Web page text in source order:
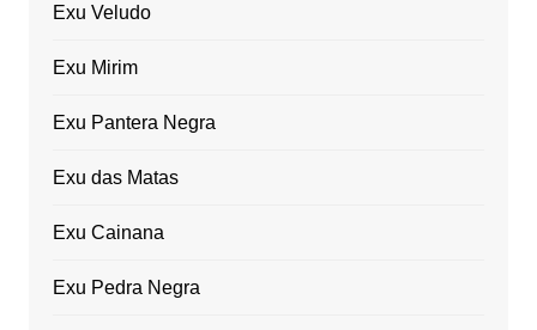
Exu Veludo
Exu Mirim
Exu Pantera Negra
Exu das Matas
Exu Cainana
Exu Pedra Negra